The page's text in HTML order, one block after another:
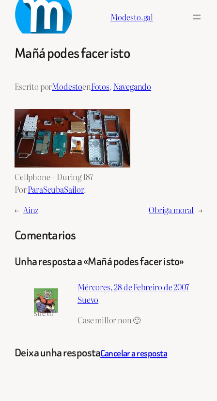
content
Modesto.gal
Mañá podes facer isto
Escrito porModestoenFotos, Navegando
Cellphone – During 187
PorParaScubaSailor.
← Ainz Obriga moral →
Comentarios
Unha resposta a «Mañá podes facer isto»
suevo
Mércores, 28 de Febreiro de 2007
Suevo
Case millor non 🙂
Deixa unha respostaCancelar a resposta